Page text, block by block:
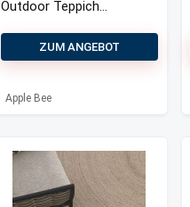
Outdoor Teppich
ZUM ANGEBOT
Apple Bee